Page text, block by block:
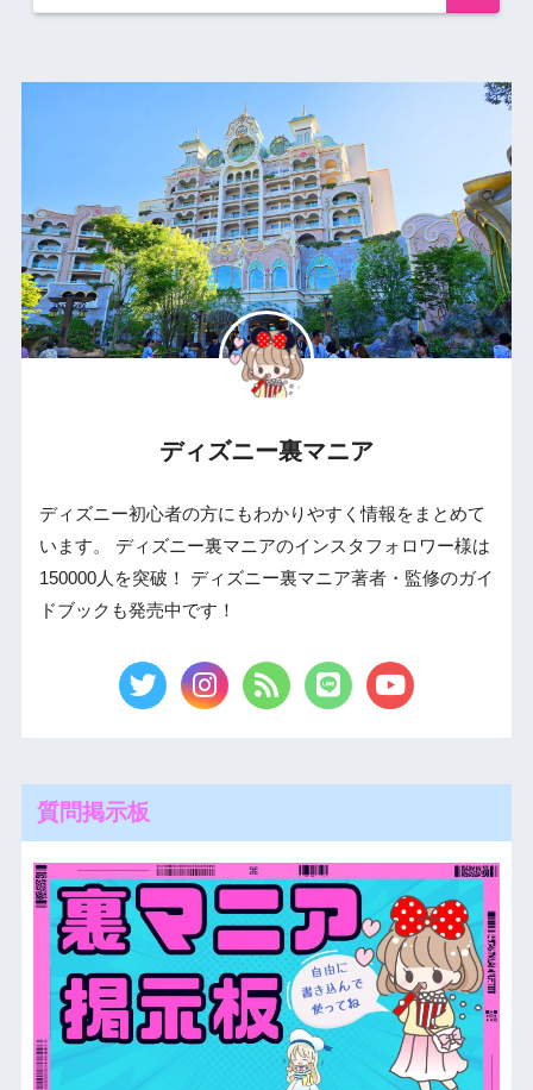
ディズニー裏マニア
ディズニー初心者の方にもわかりやすく情報をまとめて
います。 ディズニー裏マニアのインスタフォロワー様は
150000人を突破！ ディズニー裏マニア著者・監修のガイ
ドブックも発売中です！
質問掲示板